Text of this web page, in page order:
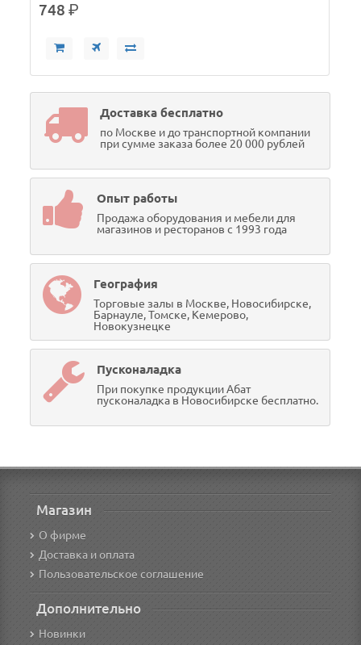
748р.
Доставка бесплатно
по Москве и до транспортной компании
при сумме заказа более 20 000 рублей
Опыт работы
Продажа оборудования и мебели для
магазинов и ресторанов с 1993 года
География
Торговые залы в Москве, Новосибирске,
Барнауле, Томске, Кемерово,
Новокузнецке
Пусконаладка
При покупке продукции Абат
пусконаладка в Новосибирске бесплатно.
Магазин
О фирме
Доставка и оплата
Пользовательское соглашение
Дополнительно
Новинки